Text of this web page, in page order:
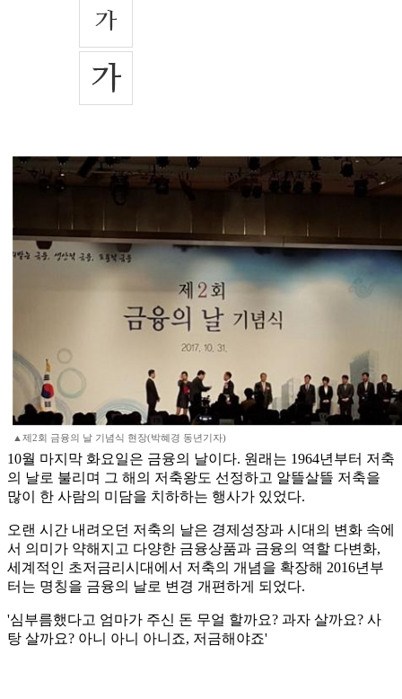
▲제2회 금융의 날 기념식 현장(박혜경 동년기자)
10월 마지막 화요일은 금융의 날이다. 원래는 1964년부터 저축
의 날로 불리며 그 해의 저축왕도 선정하고 알뜰살뜰 저축을
많이 한 사람의 미담을 치하하는 행사가 있었다.
오랜 시간 내려오던 저축의 날은 경제성장과 시대의 변화 속에
서 의미가 약해지고 다양한 금융상품과 금융의 역할 다변화,
세계적인 초저금리시대에서 저축의 개념을 확장해 2016년부
터는 명칭을 금융의 날로 변경 개편하게 되었다.
'심부름했다고 엄마가 주신 돈 무얼 할까요? 과자 살까요? 사
탕 살까요? 아니 아니 아니죠, 저금해야죠'